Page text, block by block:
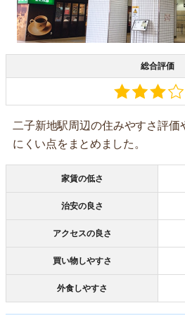
総合評価
二子新地駅周辺の住みやすさ評価
にくい点をまとめました。
家賃の低さ
治安の良さ
アクセスの良さ
買い物しやすさ
外食しやすさ